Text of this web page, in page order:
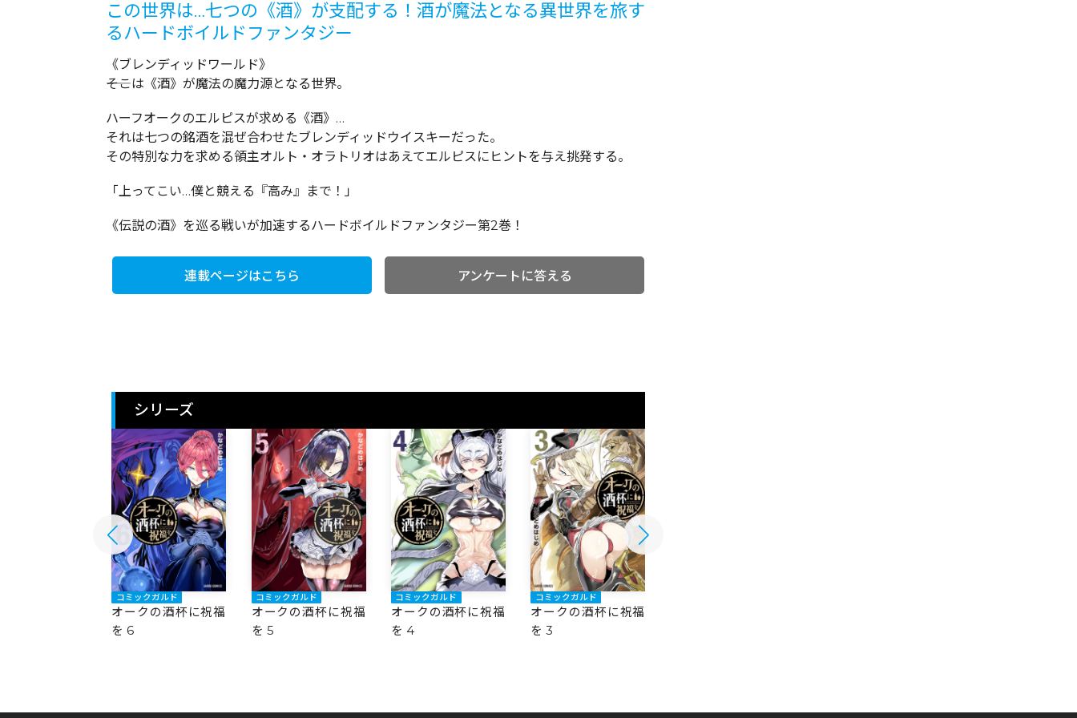
この世界は…七つの《酒》が支配する！酒が魔法となる異世界を旅す
るハードボイルドファンタジー
《ブレンディッドワールド》
――そこは《酒》が魔法の魔力源となる世界。
ハーフオークのエルピスが求める《酒》…
それは七つの銘酒を混ぜ合わせたブレンディッドウイスキーだった。
その特別な力を求める領主オルト・オラトリオはあえてエルピスにヒントを与え挑発する。
「上ってこい…僕と競える『高み』まで！」
《伝説の酒》を巡る戦いが加速するハードボイルドファンタジー第2巻！
連載ページはこちら アンケートに答える
シリーズ
コミックガルド
オークの酒杯に祝福
を 6
コミックガルド
オークの酒杯に祝福
を 5
コミックガルド
オークの酒杯に祝福
を 4
コミックガルド
オークの酒杯に祝福
を 3